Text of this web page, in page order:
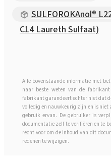
SULFOROKAnol®
C14 Laureth Sulfaat)
Alle bovenstaande informatie met
naar beste weten van de
fabrikant garandeert echter niet dat
volledig en nauwkeurig zijn en is
gebruik ervan. De gebruiker is
documentatie zelf te verifiëren en te
recht voor om de inhoud van dit
redenen te wijzigen.